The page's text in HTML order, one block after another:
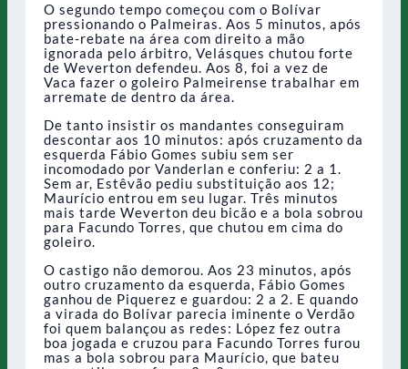
O segundo tempo começou com o Bolívar
pressionando o Palmeiras. Aos 5 minutos, após
bate-rebate na área com direito a mão
ignorada pelo árbitro, Velásques chutou forte
de Weverton defendeu. Aos 8, foi a vez de
Vaca fazer o goleiro Palmeirense trabalhar em
arremate de dentro da área.
De tanto insistir os mandantes conseguiram
descontar aos 10 minutos: após cruzamento da
esquerda Fábio Gomes subiu sem ser
incomodado por Vanderlan e conferiu: 2 a 1.
Sem ar, Estêvão pediu substituição aos 12;
Maurício entrou em seu lugar. Três minutos
mais tarde Weverton deu bicão e a bola sobrou
para Facundo Torres, que chutou em cima do
goleiro.
O castigo não demorou. Aos 23 minutos, após
outro cruzamento da esquerda, Fábio Gomes
ganhou de Piquerez e guardou: 2 a 2. E quando
a virada do Bolívar parecia iminente o Verdão
foi quem balançou as redes: López fez outra
boa jogada e cruzou para Facundo Torres furou
mas a bola sobrou para Maurício, que bateu